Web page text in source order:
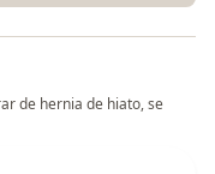
de hernia de hiato, se